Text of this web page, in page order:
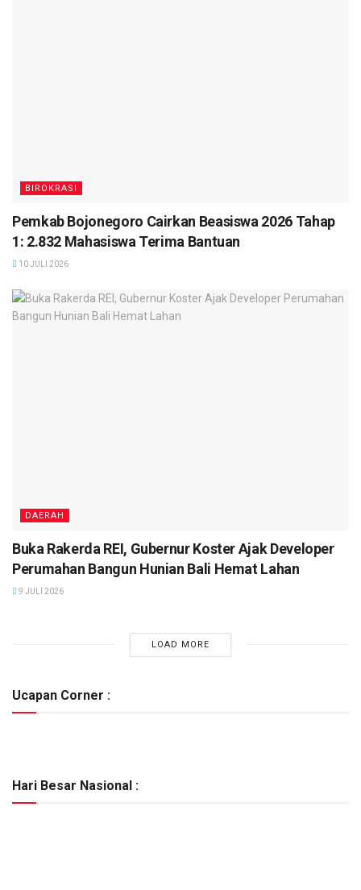
BIROKRASI
Pemkab Bojonegoro Cairkan Beasiswa 2026 Tahap
1: 2.832 Mahasiswa Terima Bantuan
10 JULI 2026
DAERAH
Buka Rakerda REI, Gubernur Koster Ajak Developer
Perumahan Bangun Hunian Bali Hemat Lahan
9 JULI 2026
LOAD MORE
Ucapan Corner :
Hari Besar Nasional :